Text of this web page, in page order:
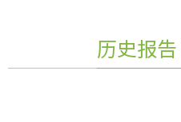
历史报告